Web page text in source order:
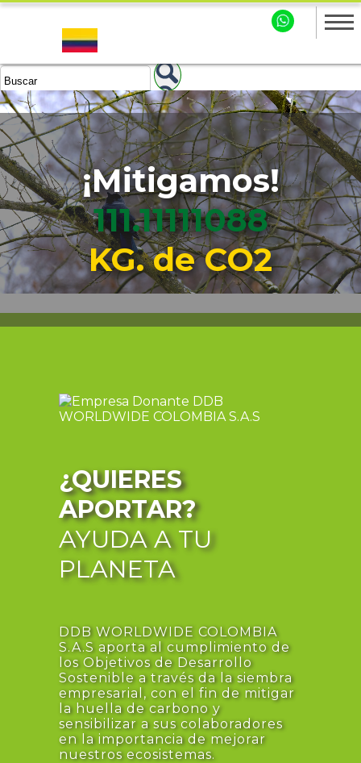
¡Mitigamos!
111.11111090
KG. de CO2
¿QUIERES
APORTAR?
AYUDA A TU
PLANETA
DDB WORLDWIDE COLOMBIA
S.A.S aporta al cumplimiento de
los Objetivos de Desarrollo
Sostenible a través da la siembra
empresarial, con el fin de mitigar
la huella de carbono y
sensibilizar a sus colaboradores
en la importancia de mejorar
nuestros ecosistemas.